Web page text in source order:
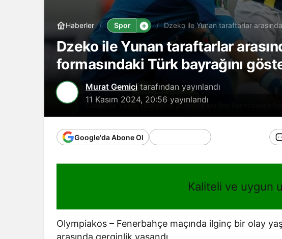
Dzeko ile Yunan taraftarlar arasında gerilim! Fenerbahçe
Haberler Spor
Dzeko ile Yunan taraftarlar
bayrağını gösterince tepki büyüdü
Dzeko ile Yunan taraftarlar
formasındaki Türk bayrağını
Murat Gemici tarafından yayınlandı
11 Kasım 2024, 20:56 yayınlandı
Google'da Abone Ol
Kaliteli ve uygun
Olympiakos – Fenerbahçe maçında ilginç bir olay
arasında gerginlik yaşandı.